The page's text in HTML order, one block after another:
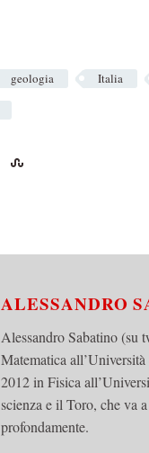
geologia Italia
ALESSANDRO
Alessandro Sabatino (su
Matematica
2012 in Fisica
scienza e il Toro, che va
profondamente.